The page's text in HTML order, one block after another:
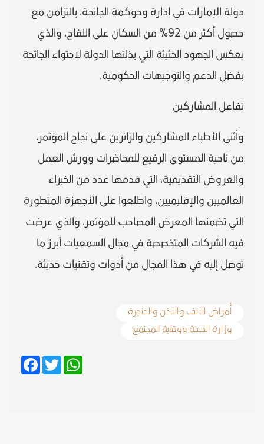
دولة الإمارات في إدارة وحوكمة الجائحة، بالتزامن مع
حصول أكثر من 92% من السكان على اللقاح، والذي
يعكس الجهود الحثيثة التي بذلتها الدولة لاحتواء الجائحة
بفضل الدعم والتوجيهات الحكومية.
تفاعل المشاركين
وأثنى الأطباء المشاركين والزائرين على نجاح المؤتمر،
من ناحية المستوى الرفيع للمحاضرات وورش العمل
والعروض التقديمية، التي قدمها عدد من الخبراء
العالميين والإقليميين، واطلعوا على الأجهزة المتطورة
التي تضمنها المعرض المصاحب للمؤتمر، والذي عرضت
فيه الشركات المتخصصة في مجال السمعيات أبرز ما
توصل إليه في هذا المجال من أدوات وتقنيات حديثة.
أمراض الأنف والأذن والحنجرة
وزارة الصحة ووقاية المجتمع
Facebook
Twitter